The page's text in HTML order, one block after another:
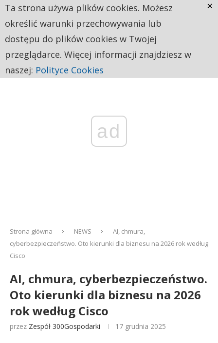
ad
Strona główna NEWS
AI, chmura,
cyberbezpieczeństwo. Oto kierunki dla biznesu na 2026 rok według
Cisco
AI, chmura, cyberbezpieczeństwo.
Oto kierunki dla biznesu na 2026
rok według Cisco
przez Zespół 300Gospodarki 17 grudnia 2025
Ta strona używa plików cookies. Możesz
określić warunki przechowywania lub
dostępu do plików cookies w Twojej
przeglądarce. Więcej informacji znajdziesz w
naszej: Polityce Cookies
×